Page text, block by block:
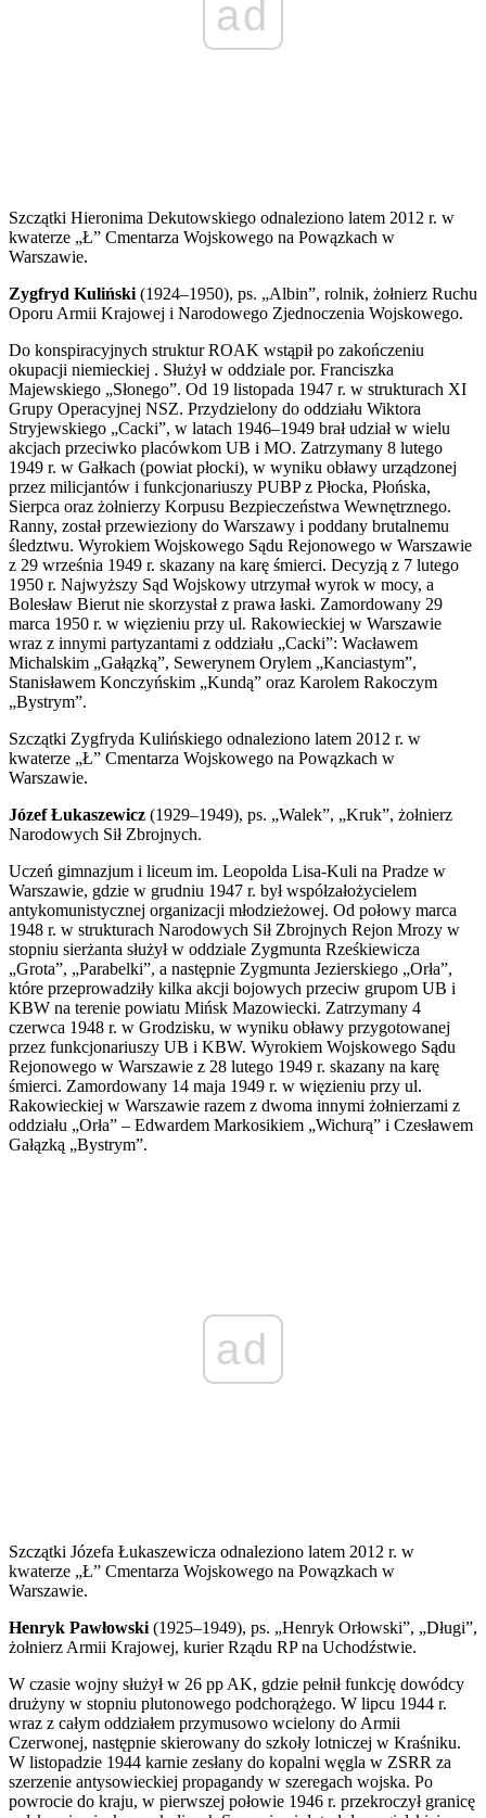
ad
Szczątki Hieronima Dekutowskiego odnaleziono latem 2012 r. w
kwaterze „Ł” Cmentarza Wojskowego na Powązkach w
Warszawie.
Zygfryd Kuliński(1924–1950), ps. „Albin”, rolnik, żołnierz Ruchu
Oporu Armii Krajowej i Narodowego Zjednoczenia Wojskowego.
Do konspiracyjnych struktur ROAK wstąpił po zakończeniu
okupacji niemieckiej . Służył w oddziale por. Franciszka
Majewskiego „Słonego”. Od 19 listopada 1947 r. w strukturach XI
Grupy Operacyjnej NSZ. Przydzielony do oddziału Wiktora
Stryjewskiego „Cacki”, w latach 1946–1949 brał udział w wielu
akcjach przeciwko placówkom UB i MO. Zatrzymany 8 lutego
1949 r. w Gałkach (powiat płocki), w wyniku obławy urządzonej
przez milicjantów i funkcjonariuszy PUBP z Płocka, Płońska,
Sierpca oraz żołnierzy Korpusu Bezpieczeństwa Wewnętrznego.
Ranny, został przewieziony do Warszawy i poddany brutalnemu
śledztwu. Wyrokiem Wojskowego Sądu Rejonowego w Warszawie
z 29 września 1949 r. skazany na karę śmierci. Decyzją z 7 lutego
1950 r. Najwyższy Sąd Wojskowy utrzymał wyrok w mocy, a
Bolesław Bierut nie skorzystał z prawa łaski. Zamordowany 29
marca 1950 r. w więzieniu przy ul. Rakowieckiej w Warszawie
wraz z innymi partyzantami z oddziału „Cacki”: Wacławem
Michalskim „Gałązką”, Sewerynem Orylem „Kanciastym”,
Stanisławem Konczyńskim „Kundą” oraz Karolem Rakoczym
„Bystrym”.
Szczątki Zygfryda Kulińskiego odnaleziono latem 2012 r. w
kwaterze „Ł” Cmentarza Wojskowego na Powązkach w
Warszawie.
Józef Łukaszewicz (1929–1949), ps. „Walek”, „Kruk”, żołnierz
Narodowych Sił Zbrojnych.
Uczeń gimnazjum i liceum im. Leopolda Lisa-Kuli na Pradze w
Warszawie, gdzie w grudniu 1947 r. był współzałożycielem
antykomunistycznej organizacji młodzieżowej. Od połowy marca
1948 r. w strukturach Narodowych Sił Zbrojnych Rejon Mrozy w
stopniu sierżanta służył w oddziale Zygmunta Rześkiewicza
„Grota”, „Parabelki”, a następnie Zygmunta Jezierskiego „Orła”,
które przeprowadziły kilka akcji bojowych przeciw grupom UB i
KBW na terenie powiatu Mińsk Mazowiecki. Zatrzymany 4
czerwca 1948 r. w Grodzisku, w wyniku obławy przygotowanej
przez funkcjonariuszy UB i KBW. Wyrokiem Wojskowego Sądu
Rejonowego w Warszawie z 28 lutego 1949 r. skazany na karę
śmierci. Zamordowany 14 maja 1949 r. w więzieniu przy ul.
Rakowieckiej w Warszawie razem z dwoma innymi żołnierzami z
oddziału „Orła” – Edwardem Markosikiem „Wichurą” i Czesławem
Gałązką „Bystrym”.
ad
Szczątki Józefa Łukaszewicza odnaleziono latem 2012 r. w
kwaterze „Ł” Cmentarza Wojskowego na Powązkach w
Warszawie.
Henryk Pawłowski(1925–1949), ps. „Henryk Orłowski”, „Długi”,
żołnierz Armii Krajowej, kurier Rządu RP na Uchodźstwie.
W czasie wojny służył w 26 pp AK, gdzie pełnił funkcję dowódcy
drużyny w stopniu plutonowego podchorążego. W lipcu 1944 r.
wraz z całym oddziałem przymusowo wcielony do Armii
Czerwonej, następnie skierowany do szkoły lotniczej w Kraśniku.
W listopadzie 1944 karnie zesłany do kopalni węgla w ZSRR za
szerzenie antysowieckiej propagandy w szeregach wojska. Po
powrocie do kraju, w pierwszej połowie 1946 r. przekroczył granicę